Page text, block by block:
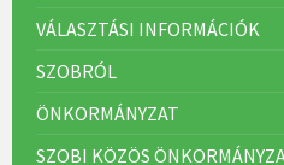
VÁLASZTÁSI INFORMÁCIÓK
SZOBRÓL
ÖNKORMÁNYZAT
SZOBI KÖZÖS